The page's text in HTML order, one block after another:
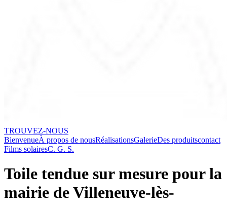
TROUVEZ-NOUS
BienvenueÀ propos de nousRéalisationsGalerieDes produitscontact
Films solairesC. G. S.
Toile tendue sur mesure pour la
mairie de Villeneuve-lès-